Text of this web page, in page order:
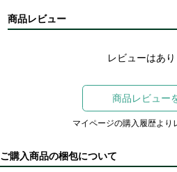
商品レビュー
レビューはあ
商品レビュー
マイページの購入履歴より
ご購入商品の梱包について